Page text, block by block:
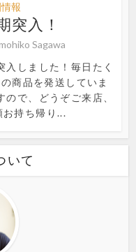
報
突入！
Sagawa
しました！毎日たく
商品を発送していま
で、どうぞご来店、
お持ち帰り...
いて